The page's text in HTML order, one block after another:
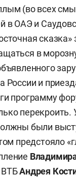
(во всех
в ОАЭ и
сказка»
в
России и
программу
были
предстояло
ВТБАндрея